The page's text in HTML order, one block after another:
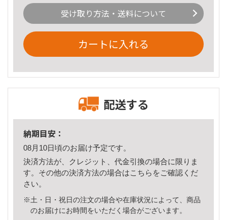
受け取り方法・送料について
カートに入れる
配送する
納期目安：
08月10日頃のお届け予定です。
決済方法が、クレジット、代金引換の場合に限りま
す。その他の決済方法の場合はこちら をご確認くだ
さい。
※土・日・祝日の注文の場合や在庫状況によって、商品
のお届けにお時間をいただく場合がございます。